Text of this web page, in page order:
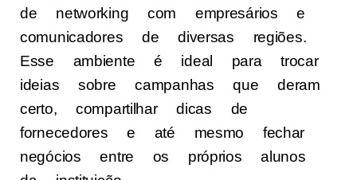
de networking com empresários e
comunicadores de diversas regiões.
Esse ambiente é ideal para trocar
ideias sobre campanhas que deram
certo, compartilhar dicas de
fornecedores e até mesmo fechar
negócios entre os próprios alunos